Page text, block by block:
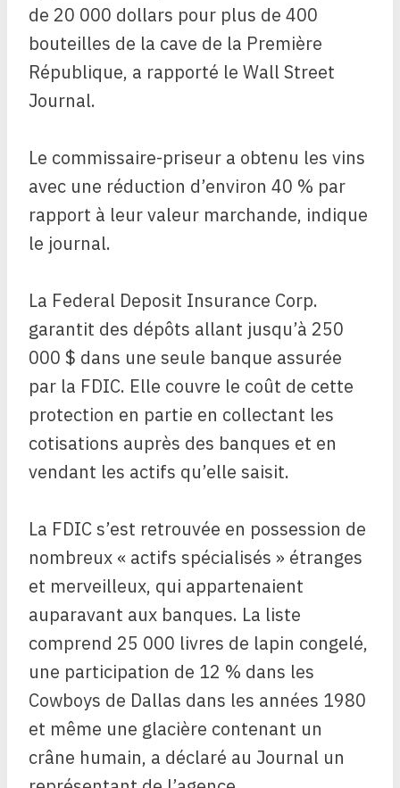
de 20 000 dollars pour plus de 400
bouteilles de la cave de la Première
République, a rapporté le Wall Street
Journal.
Le commissaire-priseur a obtenu les vins
avec une réduction d’environ 40 % par
rapport à leur valeur marchande, indique
le journal.
La Federal Deposit Insurance Corp.
garantit des dépôts allant jusqu’à 250
000 $ dans une seule banque assurée
par la FDIC. Elle couvre le coût de cette
protection en partie en collectant les
cotisations auprès des banques et en
vendant les actifs qu’elle saisit.
La FDIC s’est retrouvée en possession de
nombreux « actifs spécialisés » étranges
et merveilleux, qui appartenaient
auparavant aux banques. La liste
comprend 25 000 livres de lapin congelé,
une participation de 12 % dans les
Cowboys de Dallas dans les années 1980
et même une glacière contenant un
crâne humain, a déclaré au Journal un